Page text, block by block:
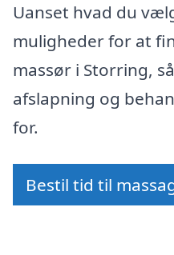
Uanset hvad du
muligheder for at
massør i Storring,
afslapning og
for.
Bestil tid til